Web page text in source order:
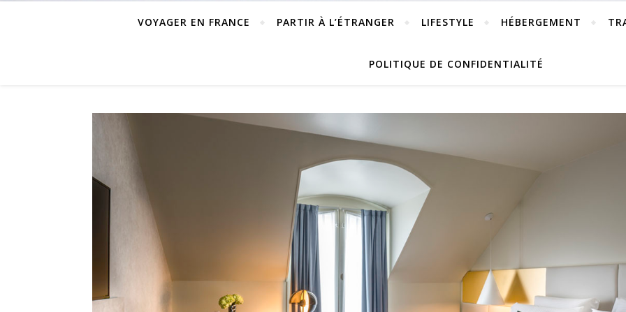
VOYAGER EN FRANCE PARTIR À L’ÉTRANGER LIFESTYLE HÉBERGEMENT
POLITIQUE DE CONFIDENTIALITÉ